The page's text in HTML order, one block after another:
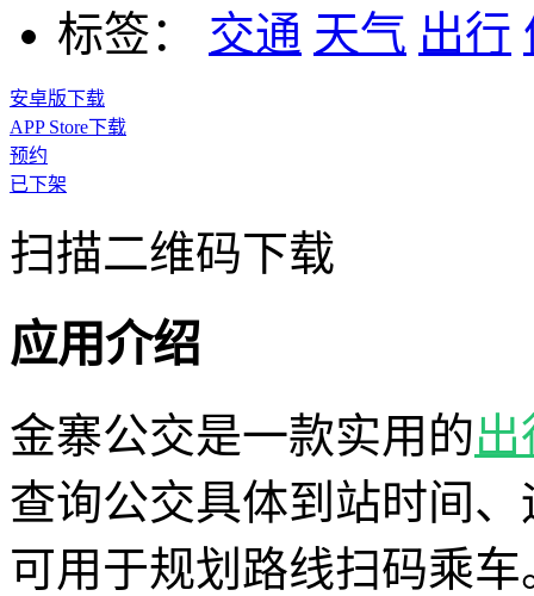
标签：
交通 天气 出行
安卓版下载
APP Store下载
预约
已下架
扫描二维码下载
应用介绍
金寨公交是一款实用的出
查询公交具体到站时间
可用于规划路线扫码乘